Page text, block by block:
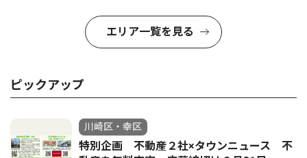
エリア一覧を見る
ピックアップ
川崎区・幸区
特別企画 不動産２社×タウンニュース 不